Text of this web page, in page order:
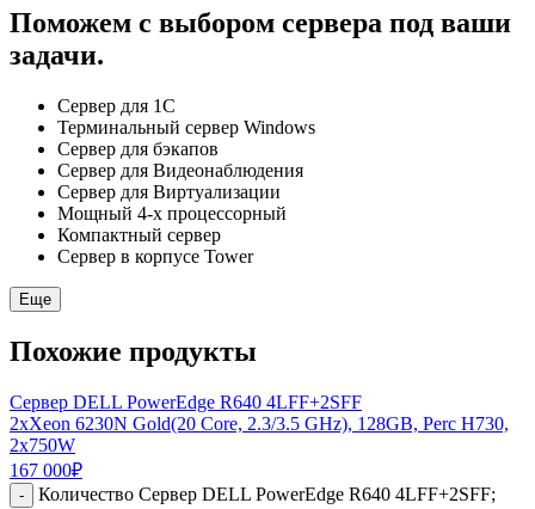
Поможем с выбором сервера под ваши
задачи.
Сервер для 1С
Терминальный сервер Windows
Сервер для бэкапов
Сервер для Видеонаблюдения
Сервер для Виртуализации
Мощный 4-х процессорный
Компактный сервер
Сервер в корпусе Tower
Еще
Похожие продукты
Сервер DELL PowerEdge R640 4LFF+2SFF
2xXeon 6230N Gold(20 Core, 2.3/3.5 GHz), 128GB, Perc H730,
2x750W
167 000₽
-
Количество Сервер DELL PowerEdge R640 4LFF+2SFF;